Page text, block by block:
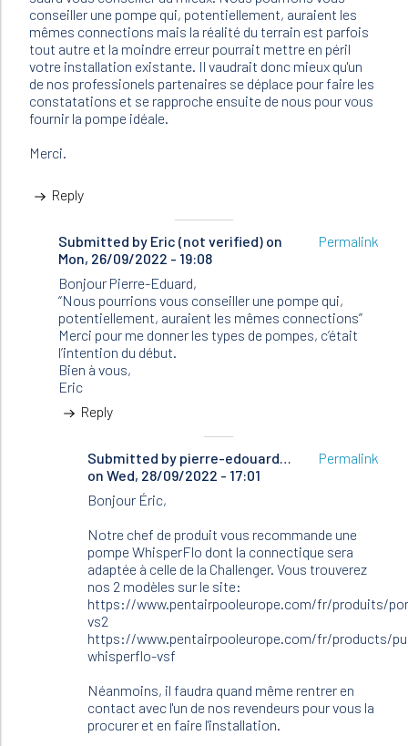
conseiller une pompe qui, potentiellement, auraient les
mêmes connections mais la réalité du terrain est parfois
tout autre et la moindre erreur pourrait mettre en péril
votre installation existante. Il vaudrait donc mieux qu'un
de nos professionels partenaires se déplace pour faire les
constatations et se rapproche ensuite de nous pour vous
fournir la pompe idéale.
Merci.
Reply
Submitted by Eric (not verified) on
Mon, 26/09/2022 - 19:08
In
reply
to
Bonjour
Éric,
Pour
être…
by
pierre-
edouard…
Permalink
Bonjour Pierre-Eduard,
“Nous pourrions vous conseiller une pompe qui,
potentiellement, auraient les mêmes connections”
Merci pour me donner les types de pompes, c’était
l’intention du début.
Bien à vous,
Eric
Reply
Submitted by pierre-edouard…
on Wed, 28/09/2022 - 17:01
In
reply
to
Bonjour
Pierre-
Eduard,
“Nous…
by
Eric
(not
verified)
Permalink
Bonjour Éric,
Notre chef de produit vous recommande une
pompe WhisperFlo dont la connectique sera
adaptée à celle de la Challenger. Vous trouverez
nos 2 modèles sur le site:
https://www.pentairpooleurope.com/fr/produits/
vs2
https://www.pentairpooleurope.com/fr/products/
whisperflo-vsf
Néanmoins, il faudra quand même rentrer en
contact avec l'un de nos revendeurs pour vous la
procurer et en faire l'installation.